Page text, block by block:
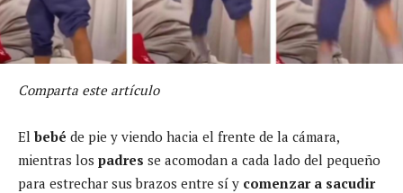
Comparta este artículo
El bebé de pie y viendo hacia el frente de la cámara,
mientras los padres se acomodan a cada lado del pequeño
para estrechar sus brazos entre sí y comenzar a sacudir